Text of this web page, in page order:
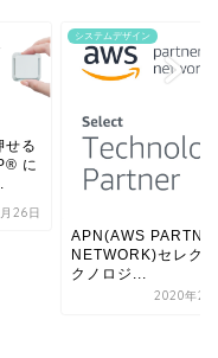
せる
に
26日
システムデザイン
APN(AWS
NETWORK)セレク
クノロジ...
2020年2